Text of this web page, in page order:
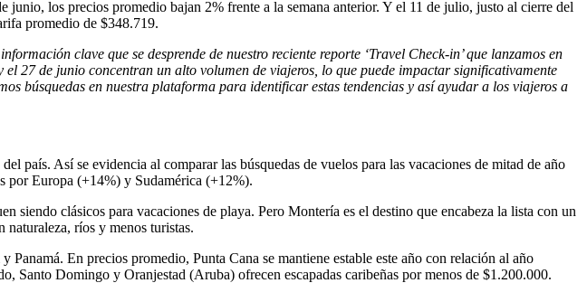
los precios promedio bajan 2% frente a la semana anterior. Y el 11 de julio, justo al cierre del
promedio de $348.719.
clave que se desprende de nuestro reciente reporte ‘Travel Check-in’ que lanzamos en
el 27 de junio concentran un alto volumen de viajeros, lo que puede impactar significativamente
búsquedas en nuestra plataforma para identificar estas tendencias y así ayudar a los viajeros a
país. Así se evidencia al comparar las búsquedas de vuelos para las vacaciones de mitad de año
por Europa (+14%) y Sudamérica (+12%).
siendo clásicos para vacaciones de playa. Pero Montería es el destino que encabeza la lista con un
naturaleza, ríos y menos turistas.
En precios promedio, Punta Cana se mantiene estable este año con relación al año
Santo Domingo y Oranjestad (Aruba) ofrecen escapadas caribeñas por menos de $1.200.000.